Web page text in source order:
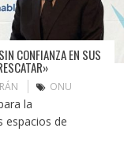
CONFIANZA EN SUS
ONU
la
espacios de